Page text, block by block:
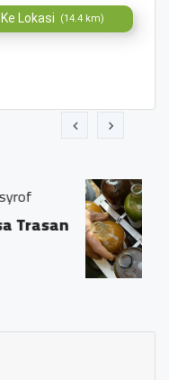
Ke Lokasi (14.4 km)
Jamu Tradisisional
Dsn. Sengon
Trasan Kec.
0.03 KM